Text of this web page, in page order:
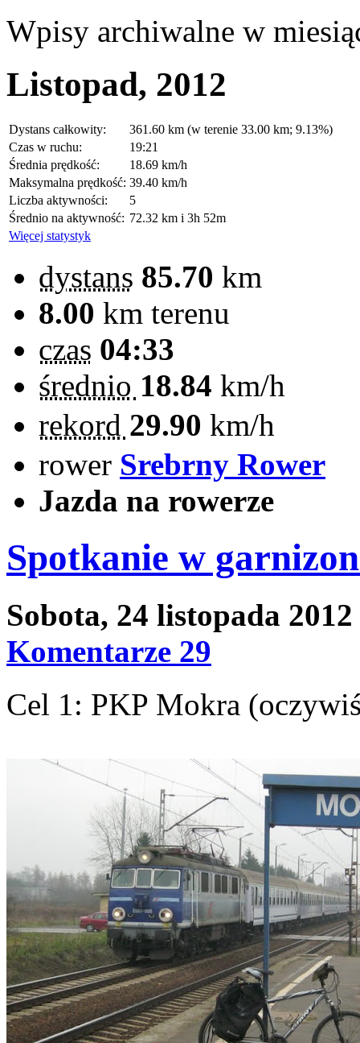
Wpisy archiwalne w
Listopad, 2012
Dystans całkowity:
361.60 km (w terenie 33.00 km; 9.13%)
Czas w ruchu:
19:21
Średnia prędkość:
18.69 km/h
Maksymalna prędkość: 39.40 km/h
Liczba aktywności:
5
Średnio na aktywność: 72.32 km i 3h 52m
Więcej statystyk
dystans 85.70 km
8.00 km terenu
czas 04:33
średnio 18.84 km/h
rekord 29.90 km/h
rower Srebrny Rower
Jazda na rowerze
Spotkanie w
Sobota, 24 listopada 2012
Komentarze 29
Cel 1: PKP Mokra